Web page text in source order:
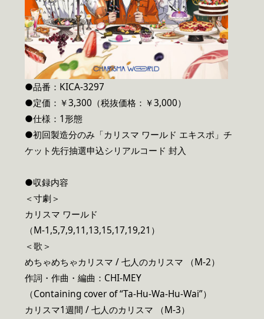
●品番：KICA-3297
●定価：￥3,300（税抜価格：￥3,000）
●仕様：1形態
●初回製造分のみ「カリスマ ワールド エキスポ」チ
ケット先行抽選申込シリアルコード 封入
●収録内容
＜寸劇＞
カリスマ ワールド
（M-1,5,7,9,11,13,15,17,19,21）
＜歌＞
めちゃめちゃカリスマ / 七人のカリスマ （M-2）
作詞・作曲・編曲：CHI-MEY
（Containing cover of “Ta-Hu-Wa-Hu-Wai”）
カリスマ1週間 / 七人のカリスマ （M-3）